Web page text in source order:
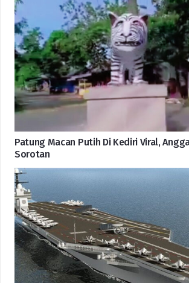
Patung Macan Putih Di Kediri Viral,
Sorotan